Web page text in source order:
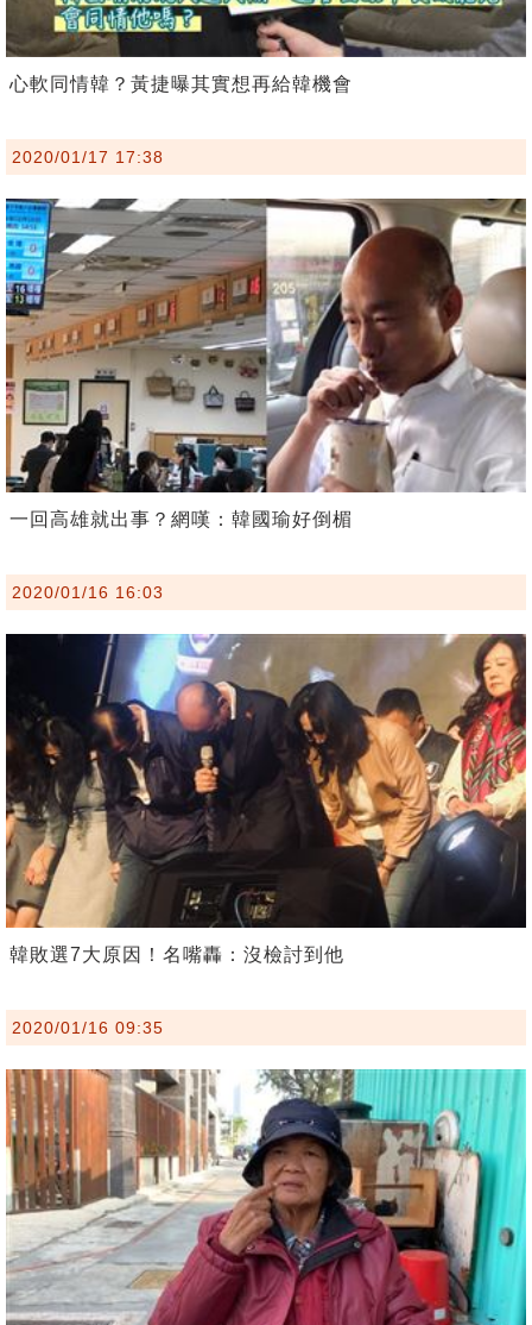
心軟同情韓？黃捷曝其實想再給韓機會
2020/01/17 17:38
一回高雄就出事？網嘆：韓國瑜好倒楣
2020/01/16 16:03
韓敗選7大原因！名嘴轟：沒檢討到他
2020/01/16 09:35